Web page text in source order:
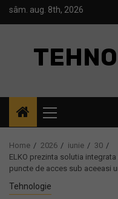
Skipsâm. aug. 8th, 2026
Menu
Home 2026 iunie
30
ELKO prezinta solutia
puncte de acces sub aceeasi
Tehnologie